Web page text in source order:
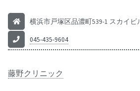
横浜市戸塚区品濃町539-1 スカイビ
045-435-9604
藤野クリニック